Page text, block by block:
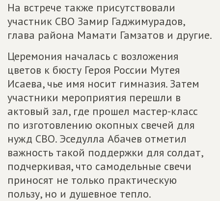
На встрече также присутствовали
участник СВО Замир Гаджимурадов,
глава района Мамати Гамзатов и другие.
Церемония началась с возложения
цветов к бюсту Героя России Мутея
Исаева, чье имя носит гимназия. Затем
участники мероприятия перешли в
актовый зал, где прошел мастер-класс
по изготовлению окопных свечей для
нужд СВО. Эседулла Абачев отметил
важность такой поддержки для солдат,
подчеркивая, что самодельные свечи
приносят не только практическую
пользу, но и душевное тепло.